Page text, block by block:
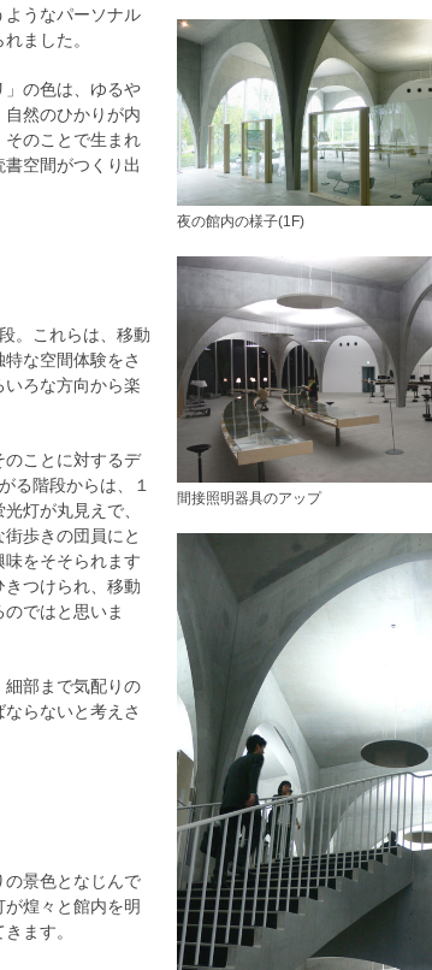
夜の館内の様子(1F)
間接照明器具のアップ
ようなパーソナル
ました。
」の色は、ゆるや
然のひかりが内
そのことで生まれ
空間がつくり出
。これらは、移動
な空間体験をさ
ろな方向から楽
のことに対するデ
る階段からは、１
灯が丸見えで、
歩きの団員にと
をそそられます
つけられ、移動
ではと思いま
細部まで気配りの
らないと考えさ
の景色となじんで
煌々と館内を明
ます。